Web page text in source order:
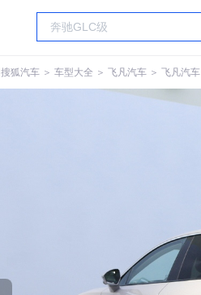
搜狐汽车 ＞ 车型大全 ＞ 飞凡汽车 ＞ 飞凡汽车